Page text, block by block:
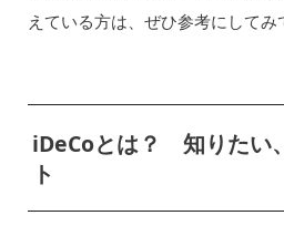
えている方は、ぜひ参考にしてみ
iDeCoとは？ 知りたい
ト